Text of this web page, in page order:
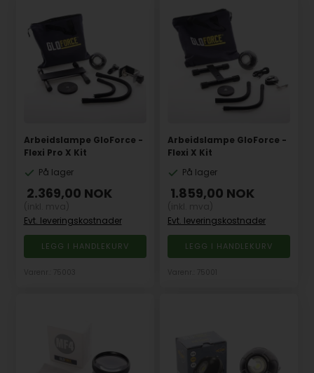
Arbeidslampe GloForce -
Flexi Pro X Kit
På lager
2.369,00 NOK
Evt. leveringskostnader
Arbeidslampe GloForce -
Flexi X Kit
På lager
1.859,00 NOK
Evt. leveringskostnader